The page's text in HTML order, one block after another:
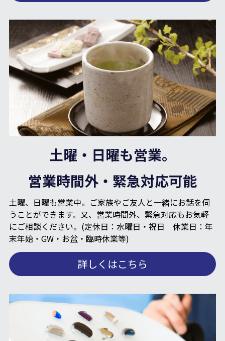
土曜・日曜も営業。
営業時間外・緊急対応可能
土曜、日曜も営業中。ご家族やご友人と一緒にお話を伺
うことができます。又、営業時間外、緊急対応もお気軽
にご相談ください。(定休日：水曜日・祝日　休業日：年
末年始・GW・お盆・臨時休業等)
詳しくはこちら